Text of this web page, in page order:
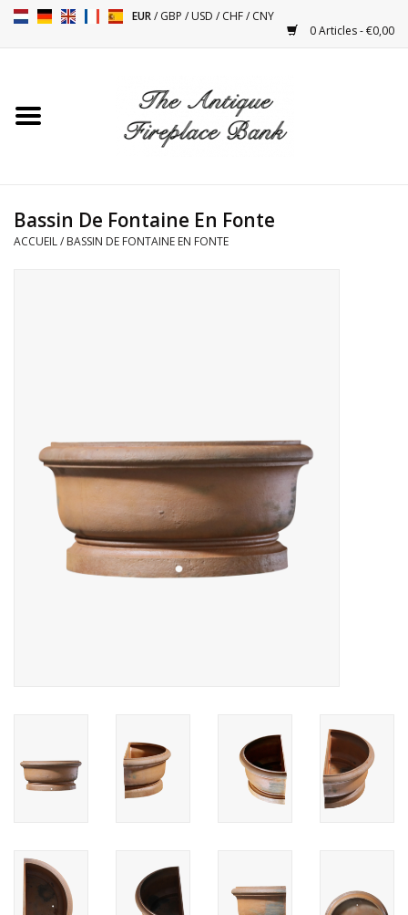
EUR/GBP /USD /CHF/CNY
0 Articles - €0,00
Cheminées Antiques
Poêles
Sols En Pierre, Terre Cuite &
Marbre
Bassin De Fontaine En Fonte
ACCUEIL/ BASSIN DE FONTAINE EN FONTE